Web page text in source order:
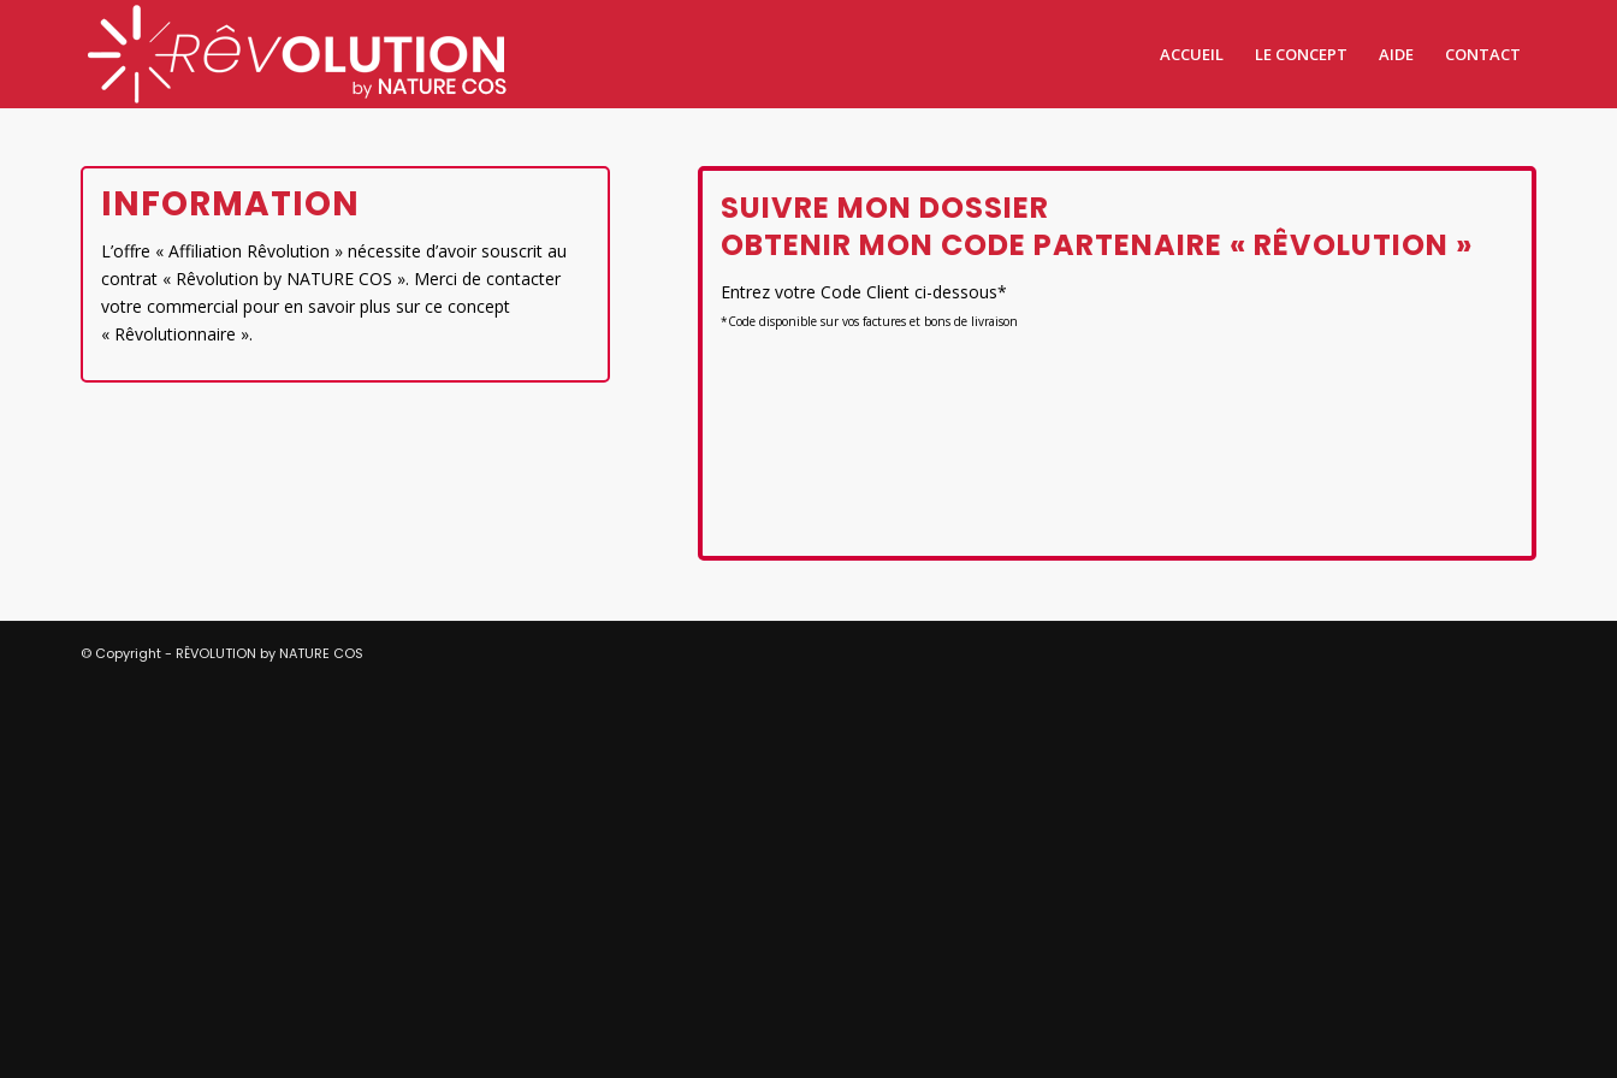
ACCUEIL LE CONCEPT AIDE CONTACT
INFORMATION
L’offre « Affiliation Rêvolution » nécessite d’avoir souscrit au
contrat « Rêvolution by NATURE COS ». Merci de contacter
votre commercial pour en savoir plus sur ce concept
« Rêvolutionnaire ».
SUIVRE MON DOSSIER
OBTENIR MON CODE PARTENAIRE « RÊVOLUTION »
Entrez votre Code Client ci-dessous*
*Code disponible sur vos factures et bons de livraison
© Copyright - RÊVOLUTION by NATURE COS